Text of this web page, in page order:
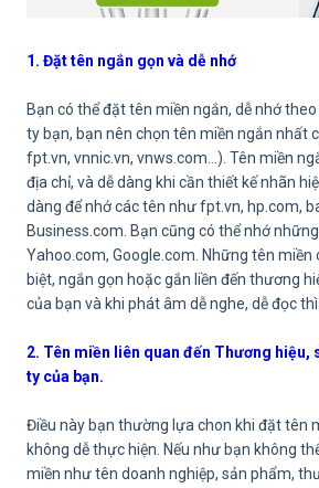
1. Đặt tên ngắn gọn và dễ nhớ
Bạn có thể đặt tên miền ngắn, dễ nhớ
ty bạn, bạn nên chọn tên miền ngắn nhất
fpt.vn, vnnic.vn, vnws.com…). Tên miền
địa chỉ, và dễ dàng khi cần thiết kế nhãn
dàng để nhớ các tên như fpt.vn, hp.com,
Business.com. Bạn cũng có thể nhớ
Yahoo.com, Google.com. Những tên miền
biệt, ngắn gọn hoặc gắn liền đến thương
của bạn và khi phát âm dễ nghe, dễ đọc
2. Tên miền liên quan đến Thương hiệu,
ty của bạn.
Điều này bạn thường lựa chon khi đặt tên
không dễ thực hiện. Nếu như bạn không
miền như tên doanh nghiệp, sản phẩm,